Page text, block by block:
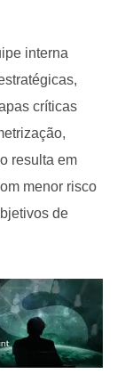
interna
críticas
resulta em
menor risco
de